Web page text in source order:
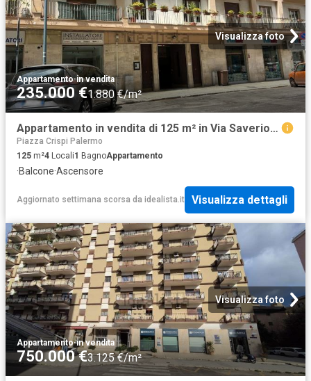
Visualizza foto
Appartamento·in vendita
235.000 €1.880 €/m²
Appartamento in vendita di 125 m² in Via Saverio Scrofani, 27
Piazza Crispi Palermo
125 m²4 Locali1 BagnoAppartamento
·Balcone·Ascensore
Aggiornato settimana scorsa da idealista.it Visualizza dettagli
Visualizza foto
Appartamento·in vendita
750.000 €3.125 €/m²